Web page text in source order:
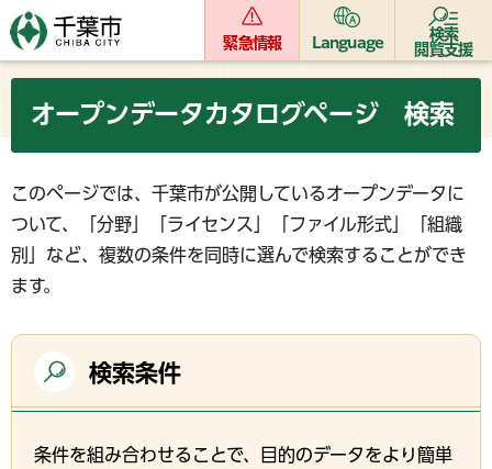
緊急情報 Language
検索
閲覧支援
オープンデータカタログページ 検索
このページでは、千葉市が公開しているオープンデータに
ついて、「分野」「ライセンス」「ファイル形式」「組織
別」など、複数の条件を同時に選んで検索することができ
ます。
検索条件
条件を組み合わせることで、目的のデータをより簡単